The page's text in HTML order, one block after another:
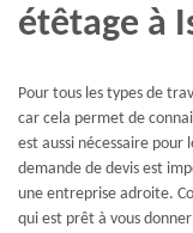
étêtage à
Pour tous les types de
car cela permet de
est aussi nécessaire pour
demande de devis est
une entreprise adroite.
qui est prêt à vous